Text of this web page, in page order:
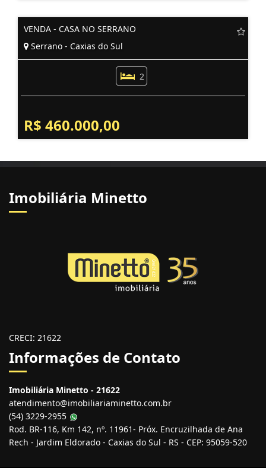
VENDA - CASA NO SERRANO
Serrano - Caxias do Sul
2
R$ 460.000,00
Imobiliária Minetto
CRECI: 21622
Informações de Contato
Imobiliária Minetto - 21622
atendimento@imobiliariaminetto.com.br
(54) 3229-2955
Rod. BR-116, Km 142, nº. 11961- Próx. Encruzilhada de Ana
Rech - Jardim Eldorado - Caxias do Sul - RS - CEP: 95059-520